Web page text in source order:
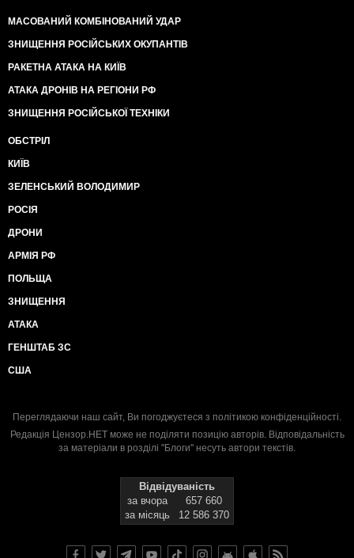
МАСОВАНИЙ КОМБІНОВАНИЙ УДАР
ЗНИЩЕННЯ РОСІЙСЬКИХ ОКУПАНТІВ
РАКЕТНА АТАКА НА КИЇВ
АТАКА ДРОНІВ НА РЕГІОНИ РФ
ЗНИЩЕННЯ РОСІЙСЬКОЇ ТЕХНІКИ
ОБСТРІЛ
КИЇВ
ЗЕЛЕНСЬКИЙ ВОЛОДИМИР
РОСІЯ
ДРОНИ
АРМІЯ РФ
ПОЛЬЩА
ЗНИЩЕННЯ
АТАКА
ГЕНШТАБ ЗС
США
Переглядаючи наш сайт, Ви погоджуєтеся з політикою конфіденційності.
Редакція Цензор.НЕТ може не поділяти позицію авторів. Відповідальність
за матеріали в розділі "Блоги" несуть автори текстів.
Відвідуваність
за вчора
657 660
за місяць
12 586 370